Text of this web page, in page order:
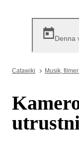
Denna
Catawiki Musik,